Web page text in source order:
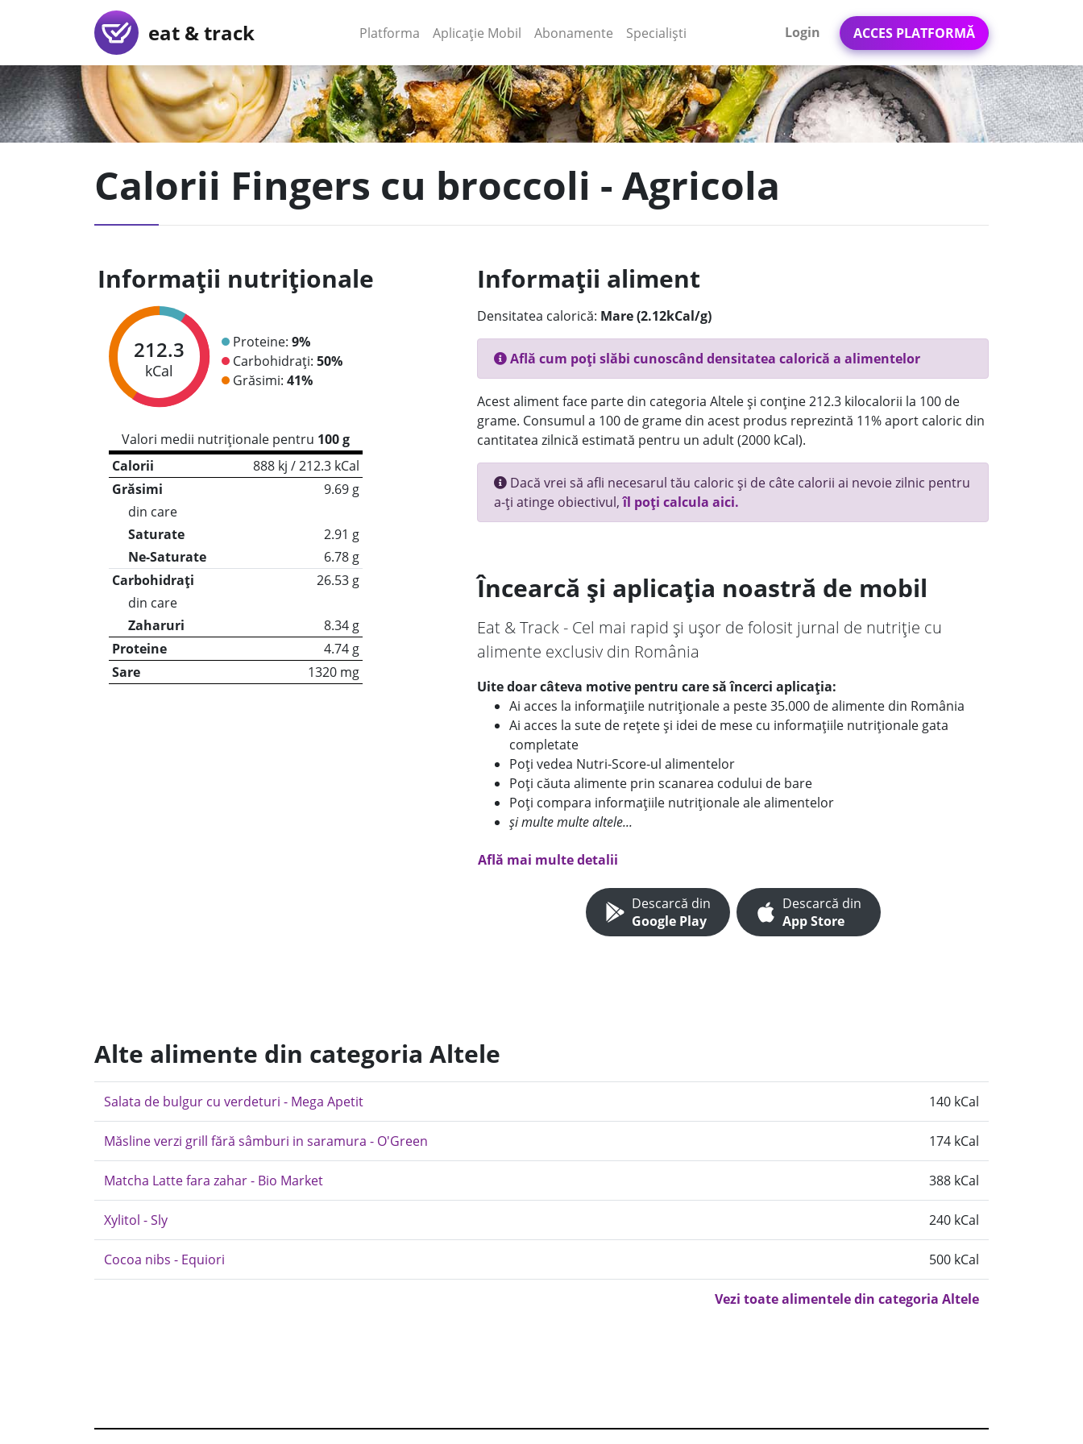
eat & track Platforma (current)
Aplicație Mobil (current)
Abonamente Specialiști Login ACCES PLATFORMĂ
Calorii Fingers cu broccoli - Agricola
Informații nutriționale
212.3
kCal
Proteine: 9%
Carbohidrați: 50%
Grăsimi: 41%
Valori medii nutriționale pentru 100 g
Calorii
888 kj / 212.3 kCal
Grăsimi
9.69 g
din care
Saturate
2.91 g
Ne-Saturate
6.78 g
Carbohidrați
26.53 g
din care
Zaharuri
8.34 g
Proteine
4.74 g
Sare
1320 mg
Informații aliment
Densitatea calorică: Mare (2.12kCal/g)
Află cum poți slăbi cunoscând densitatea calorică a alimentelor
Acest aliment face parte din categoria Altele și conține 212.3 kilocalorii la 100 de
grame. Consumul a 100 de grame din acest produs reprezintă 11% aport caloric din
cantitatea zilnică estimată pentru un adult (2000 kCal).
Dacă vrei să afli necesarul tău caloric și de câte calorii ai nevoie zilnic pentru
a-ți atinge obiectivul,îl poți calcula aici.
Încearcă și aplicația noastră de mobil
Eat & Track - Cel mai rapid și ușor de folosit jurnal de nutriție cu
alimente exclusiv din România
Uite doar câteva motive pentru care să încerci aplicația:
Ai acces la informațiile nutriționale a peste 35.000 de alimente din România
Ai acces la sute de rețete și idei de mese cu informațiile nutriționale gata
completate
Poți vedea Nutri-Score-ul alimentelor
Poți căuta alimente prin scanarea codului de bare
Poți compara informațiile nutriționale ale alimentelor
și multe multe altele...
Află mai multe detalii
Descarcă din
Google Play
Descarcă din
App Store
Alte alimente din categoria Altele
Salata de bulgur cu verdeturi - Mega Apetit 140 kCal
Măsline verzi grill fără sâmburi in saramura - O'Green 174 kCal
Matcha Latte fara zahar - Bio Market 388 kCal
Xylitol - Sly 240 kCal
Cocoa nibs - Equiori 500 kCal
Vezi toate alimentele din categoria Altele